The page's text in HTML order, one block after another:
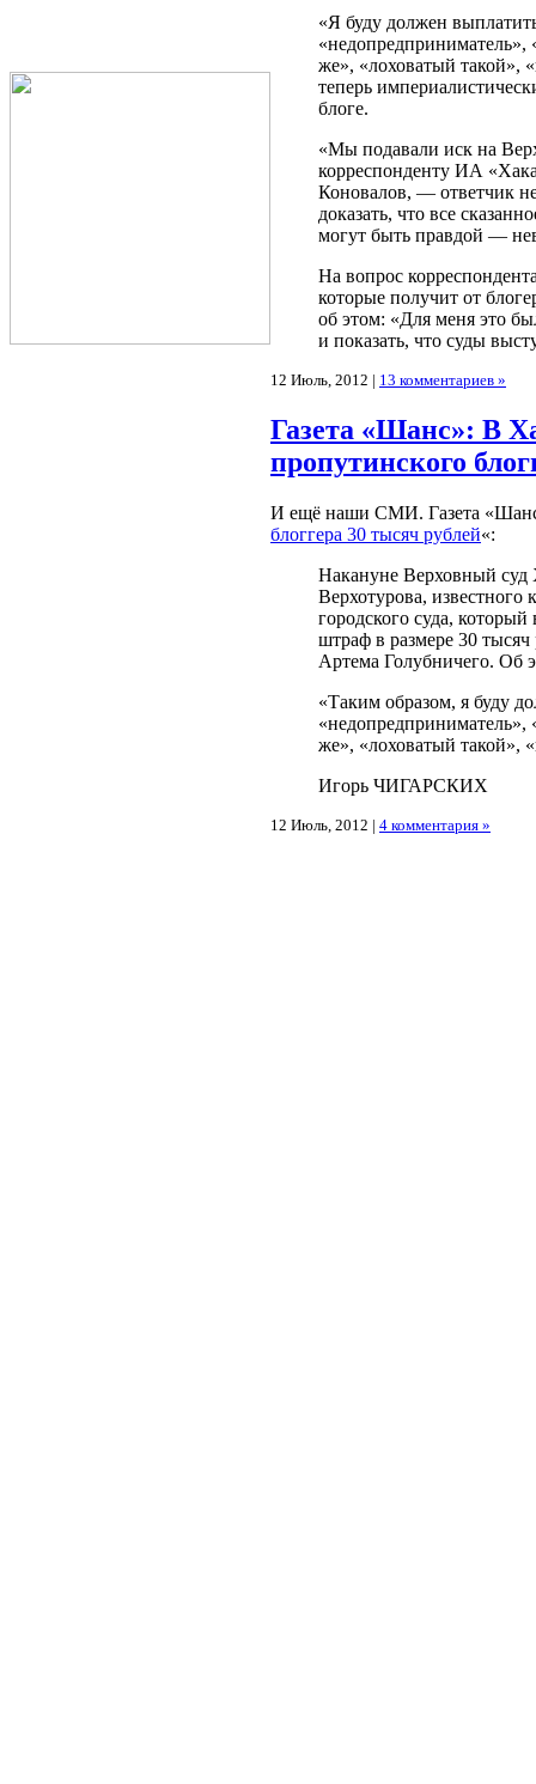
«Я буду должен
«недопредприниматель»,
же», «лоховатый такой»,
теперь
блоге.
«Мы подавали иск на
корреспонденту ИА
Коновалов, — ответчик
доказать, что все
могут быть правдой —
На вопрос
которые получит от
об этом: «Для меня это
и показать, что суды
12 Июль, 2012 | 13 комментариев »
Газета «Шанс»: В
пропутинского
И ещё наши СМИ. Газета
блоггера 30 тысяч рублей«:
Накануне Верховный суд
Верхотурова,
городского суда,
штраф в размере 30
Артема Голубничего. Об
«Таким образом, я буду
«недопредприниматель»,
же», «лоховатый такой»,
Игорь ЧИГАРСКИХ
12 Июль, 2012 | 4 комментария »